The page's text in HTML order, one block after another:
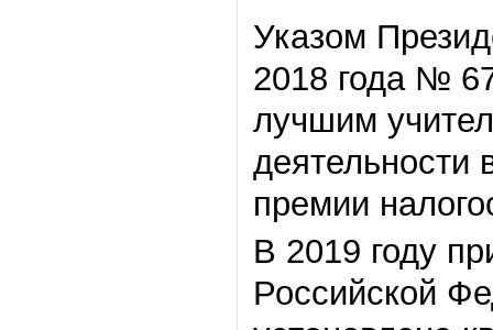
Указом
2018 года №
лучшим
деятельности
премии
В 2019 году
Российской